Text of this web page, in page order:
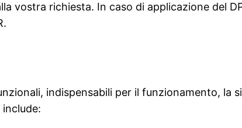
vostra richiesta. In caso di applicazione del
indispensabili per il funzionamento, la